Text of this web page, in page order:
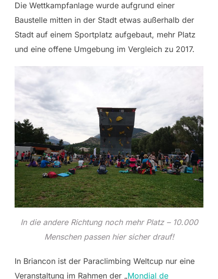
Die Wettkampfanlage wurde aufgrund einer
Baustelle mitten in der Stadt etwas außerhalb der
Stadt auf einem Sportplatz aufgebaut, mehr Platz
und eine offene Umgebung im Vergleich zu 2017.
In die andere Richtung noch mehr Platz – 10.000
Menschen passen hier sicher drauf!
In Briancon ist der Paraclimbing Weltcup nur eine
Veranstaltung im Rahmen der „Mondial de